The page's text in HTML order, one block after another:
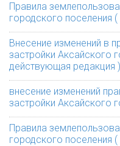
Правила
городского поселения
Внесение изменений в
застройки Аксайского
действующая редакция )
внесение изменений
застройки Аксайского
Правила
городского поселения